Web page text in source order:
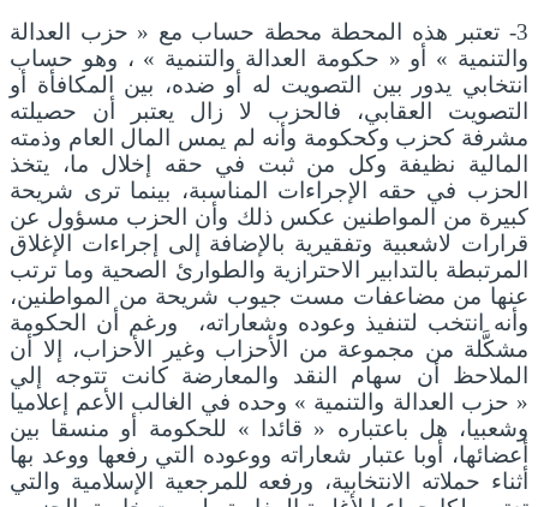
3- تعتبر هذه المحطة محطة حساب مع « حزب العدالة
والتنمية » أو « حكومة العدالة والتنمية » ، وهو حساب
انتخابي يدور بين التصويت له أو ضده، بين المكافأة أو
التصويت العقابي، فالحزب لا زال يعتبر أن حصيلته
مشرفة كحزب وكحكومة وأنه لم يمس المال العام وذمته
المالية نظيفة وكل من ثبت في حقه إخلال ما، يتخذ
الحزب في حقه الإجراءات المناسبة، بينما ترى شريحة
كبيرة من المواطنين عكس ذلك وأن الحزب مسؤول عن
قرارات لاشعبية وتفقيرية بالإضافة إلى إجراءات الإغلاق
المرتبطة بالتدابير الاحترازية والطوارئ الصحية وما ترتب
عنها من مضاعفات مست جيوب شريحة من المواطنين،
وأنه انتخب لتنفيذ وعوده وشعاراته، ورغم أن الحكومة
مشكَّلة من مجموعة من الأحزاب وغير الأحزاب، إلا أن
الملاحظ أن سهام النقد والمعارضة كانت تتوجه إلي
« حزب العدالة والتنمية » وحده في الغالب الأعم إعلاميا
وشعبيا، هل باعتباره « قائدا » للحكومة أو منسقا بين
أعضائها، أوبا عتبار شعاراته ووعوده التي رفعها ووعد بها
أثناء حملاته الانتخابية، ورفعه للمرجعية الإسلامية والتي